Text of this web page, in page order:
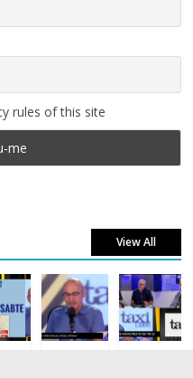
rules of this site
View All